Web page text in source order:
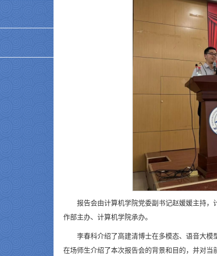
报告会由计算机学院党委副书记赵媛媛主持
作部主办、计算机学院承办。
李春科介绍了高建清博士在多模态、语音大
在场师生介绍了本次报告会的背景和目的，并对当